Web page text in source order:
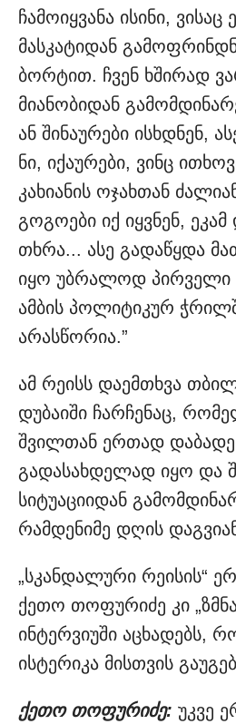
ჩა­მო­იყ­ვა­ნა ისი­ნი,
მას­კა­ტი­დან
ბორ­ტით. ჩვენ ხში­რად
მი­ა­ნო­ბი­დან
ან ში­ნა­უ­რე­ბი ის­ხდნენ,
ნი, იქა­უ­რე­ბი, ვინც
კა­ხი­ა­ნის ოჯახ­თან
გო­გო­ე­ბი იქ იყ­ვნენ,
თხრა... ასე გა­და­წყდა
იყო უბ­რა­ლოდ პირ­ვე­ლი
ამ­ბის პო­ლი­ტი­კურ
არას­წო­რია.”
ამ რეისს დაემთხვა
დუბაიში ჩარჩენაც,
შვილთან ერთად
გადასახდელად იყო და
სიტუაციიდან
რამდენიმე დღის
„სკანდალური რეისის“
ქეთო თოფურიძე კი
ინტერვიუში აცხადებს,
ისტერიკა მისთვის
ქეთო თოფურიძე: უკვე